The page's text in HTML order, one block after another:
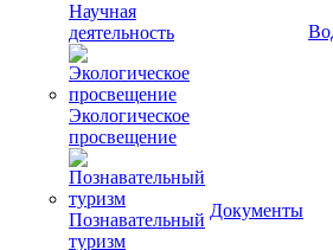
Научная
деятельность
Экологическое
просвещение
Познавательный
туризм
Документы